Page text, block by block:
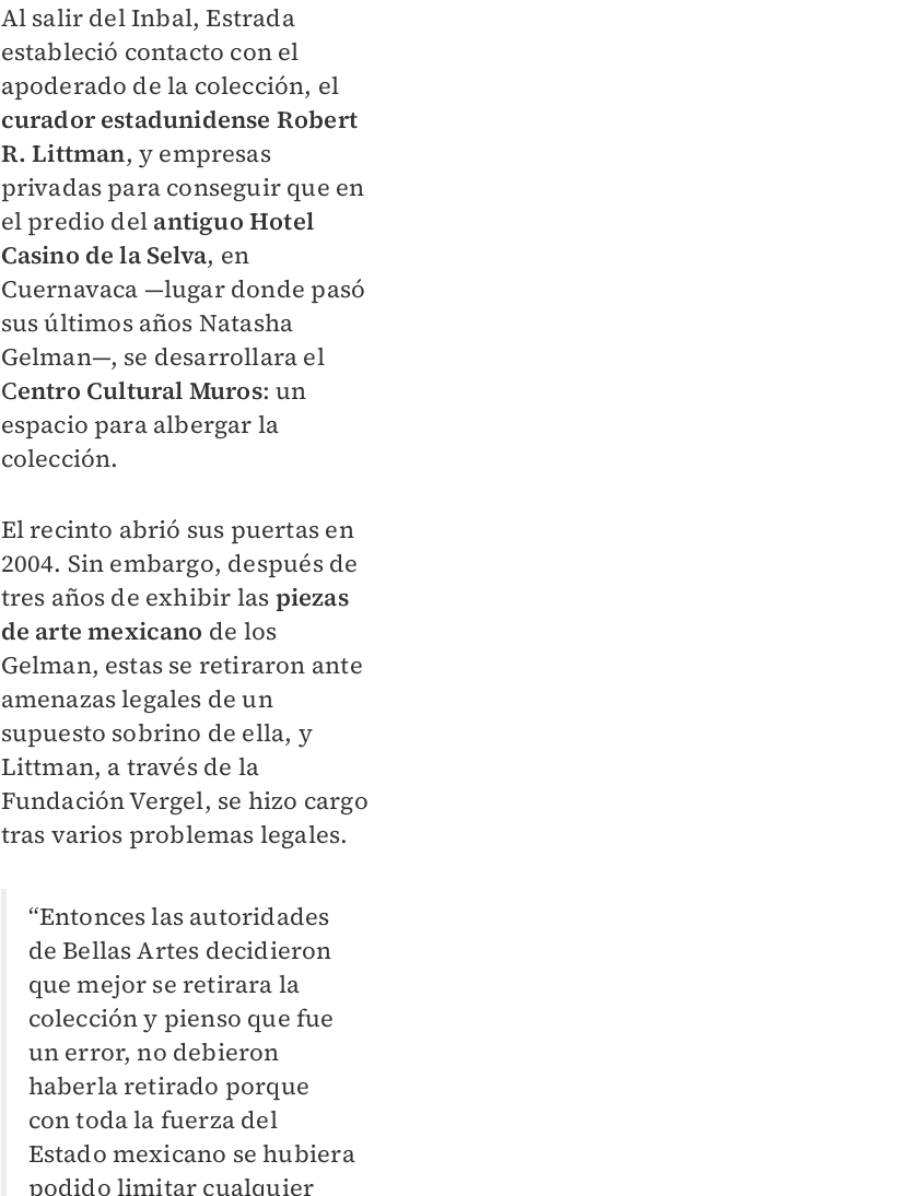
Al salir del Inbal, Estrada
estableció contacto con el
apoderado de la colección, el
curador estadunidense Robert
R. Littman, y empresas
privadas para conseguir que en
el predio del antiguo Hotel
Casino de la Selva, en
Cuernavaca —lugar donde pasó
sus últimos años Natasha
Gelman—, se desarrollara el
Centro Cultural Muros: un
espacio para albergar la
colección.
El recinto abrió sus puertas en
2004. Sin embargo, después de
tres años de exhibir las piezas
de arte mexicano de los
Gelman, estas se retiraron ante
amenazas legales de un
supuesto sobrino de ella, y
Littman, a través de la
Fundación Vergel, se hizo cargo
tras varios problemas legales.
“Entonces las autoridades
de Bellas Artes decidieron
que mejor se retirara la
colección y pienso que fue
un error, no debieron
haberla retirado porque
con toda la fuerza del
Estado mexicano se hubiera
podido limitar cualquier